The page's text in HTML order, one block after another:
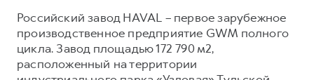
Российский завод HAVAL – первое зарубежное
производственное предприятие GWM полного
цикла. Завод площадью 172 790 м2,
расположенный на территории